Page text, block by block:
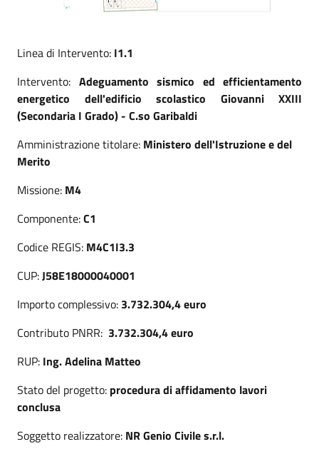
Linea di Intervento: I1.1
Intervento: Adeguamento sismico ed efficientamento
energetico dell'edificio scolastico Giovanni XXIII
(Secondaria I Grado) - C.so Garibaldi
Amministrazione titolare: Ministero dell'Istruzione e del
Merito
Missione: M4
Componente:C1
Codice REGIS: M4C1I3.3
CUP:J58E18000040001
Importo complessivo: 3.732.304,4 euro
Contributo PNRR: 3.732.304,4euro
RUP: Ing. Adelina Matteo
Stato del progetto: procedura di affidamento lavori
conclusa
Soggetto realizzatore: NR Genio Civile s.r.l.